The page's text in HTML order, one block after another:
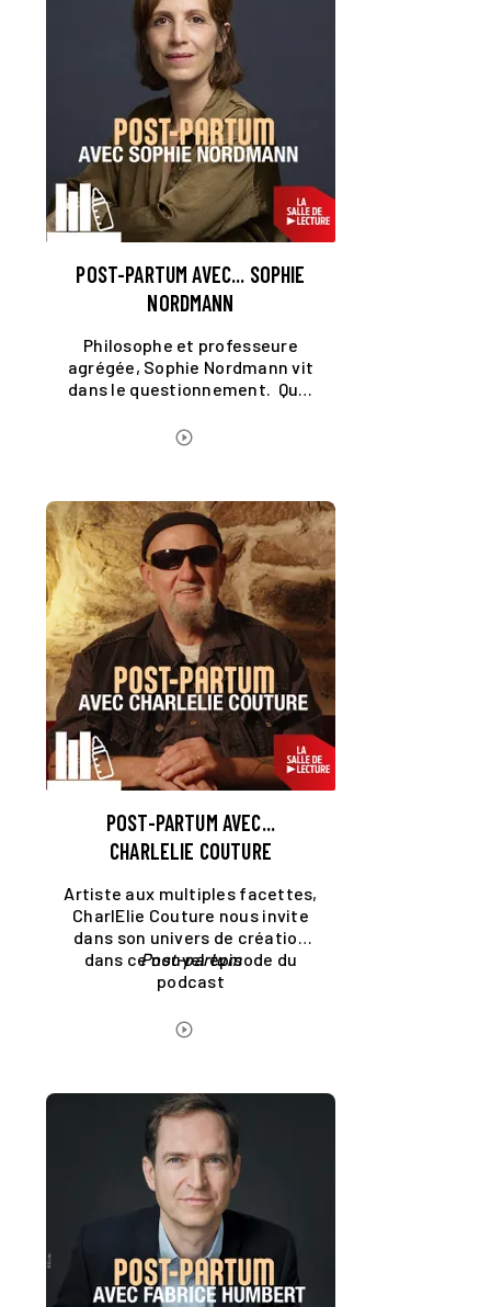
POST-PARTUM AVEC... SOPHIE
NORDMANN
Philosophe et professeure
agrégée, Sophie Nordmann vit
dans le questionnement. Quoi
répondre aux interrogations
play_circle_outline
POST-PARTUM AVEC...
CHARLELIE COUTURE
Artiste aux multiples facettes,
CharlElie Couture nous invite
dans son univers de création
dans ce nouvel épisode du
podcast
Post-partum
.
play_circle_outline